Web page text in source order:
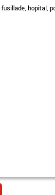
fusillade hopital